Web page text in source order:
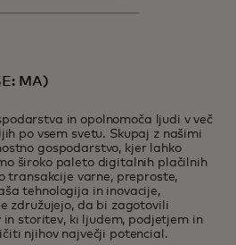
MA)
in opolnomoča ljudi v več
po vsem svetu. Skupaj z našimi
gospodarstvo, kjer lahko
široko paleto digitalnih plačilnih
transakcije varne, preproste,
tehnologija in inovacije,
združujejo, da bi zagotovili
in storitev, ki ljudem, podjetjem in
njihov največji potencial.